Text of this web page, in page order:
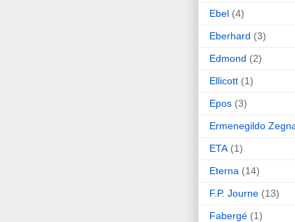
Ebel (4)
Eberhard (3)
Edmond (2)
Ellicott (1)
Epos (3)
Ermenegildo
ETA (1)
Eterna (14)
F.P. Journe (13)
Fabergé (1)